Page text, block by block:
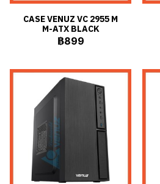
CASE VENUZ VC 2955 M
M-ATX BLACK
฿899